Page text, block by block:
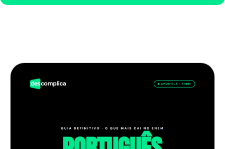
(explicação/causa)
Pedro vai trabalhar...
, receberá um
(oposição)